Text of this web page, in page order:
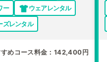
ー
ウェアレンタル
ズレンタル
めコース料金 142,400円